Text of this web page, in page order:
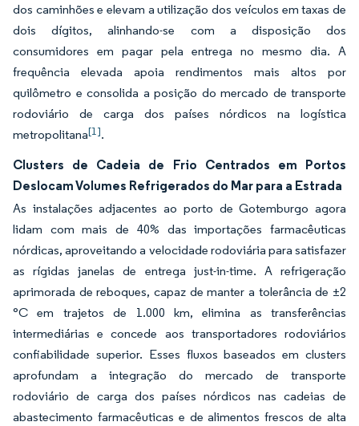
dos caminhões e elevam a utilização dos veículos em taxas de
dois dígitos, alinhando-se com a disposição dos
consumidores em pagar pela entrega no mesmo dia. A
frequência elevada apoia rendimentos mais altos por
quilômetro e consolida a posição do mercado de transporte
rodoviário de carga dos países nórdicos na logística
metropolitana[1].
Clusters de Cadeia de Frio Centrados em Portos
Deslocam Volumes Refrigerados do Mar para a Estrada
As instalações adjacentes ao porto de Gotemburgo agora
lidam com mais de 40% das importações farmacêuticas
nórdicas, aproveitando a velocidade rodoviária para satisfazer
as rígidas janelas de entrega just-in-time. A refrigeração
aprimorada de reboques, capaz de manter a tolerância de ±2
°C em trajetos de 1.000 km, elimina as transferências
intermediárias e concede aos transportadores rodoviários
confiabilidade superior. Esses fluxos baseados em clusters
aprofundam a integração do mercado de transporte
rodoviário de carga dos países nórdicos nas cadeias de
abastecimento farmacêuticas e de alimentos frescos de alta